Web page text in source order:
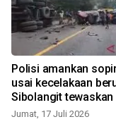
Polisi amankan
usai kecelakaan
Sibolangit tewaskan
orang
Jumat, 17 Juli 2026